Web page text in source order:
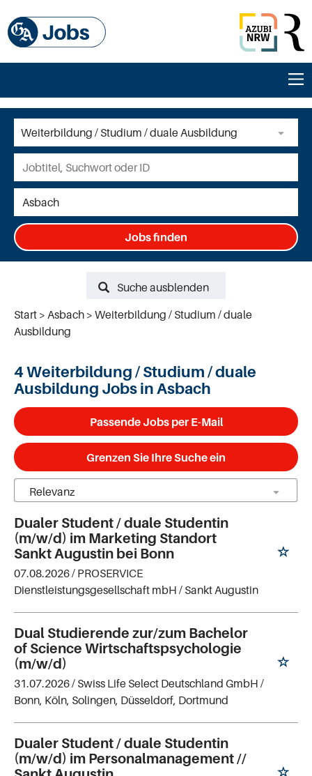
Jobs finden
Suche ausblenden
Start
Asbach
Weiterbildung / Studium / duale
Ausbildung
4 Weiterbildung / Studium / duale
Ausbildung Jobs in Asbach
Passende Jobs per E-Mail
Grenzen Sie Ihre Suche ein
Dualer Student / duale Studentin
(m/w/d) im Marketing Standort
Sankt Augustin bei Bonn
07.08.2026 / PROSERVICE
Dienstleistungsgesellschaft mbH / Sankt Augustin
Dual Studierende zur/zum Bachelor
of Science Wirtschaftspsychologie
(m/w/d)
31.07.2026 / Swiss Life Select Deutschland GmbH /
Bonn, Köln, Solingen, Düsseldorf, Dortmund
Dualer Student / duale Studentin
(m/w/d) im Personalmanagement //